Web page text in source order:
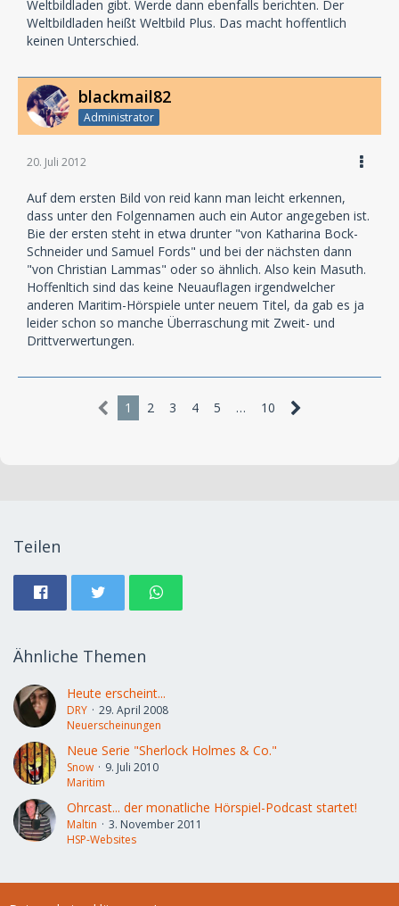
Weltbildladen gibt. Werde dann ebenfalls berichten. Der
Weltbildladen heißt Weltbild Plus. Das macht hoffentlich
keinen Unterschied.
blackmail82
Administrator
20. Juli 2012
Auf dem ersten Bild von reid kann man leicht erkennen,
dass unter den Folgennamen auch ein Autor angegeben ist.
Bie der ersten steht in etwa drunter "von Katharina Bock-
Schneider und Samuel Fords" und bei der nächsten dann
"von Christian Lammas" oder so ähnlich. Also kein Masuth.
Hoffenltich sind das keine Neuauflagen irgendwelcher
anderen Maritim-Hörspiele unter neuem Titel, da gab es ja
leider schon so manche Überraschung mit Zweit- und
Drittverwertungen.
1 2 3 4 5 … 10
Teilen
Ähnliche Themen
Heute erscheint...
DRY
29. April 2008
Neuerscheinungen
Neue Serie "Sherlock Holmes & Co."
Snow
9. Juli 2010
Maritim
Ohrcast... der monatliche Hörspiel-Podcast startet!
Maltin
3. November 2011
HSP-Websites